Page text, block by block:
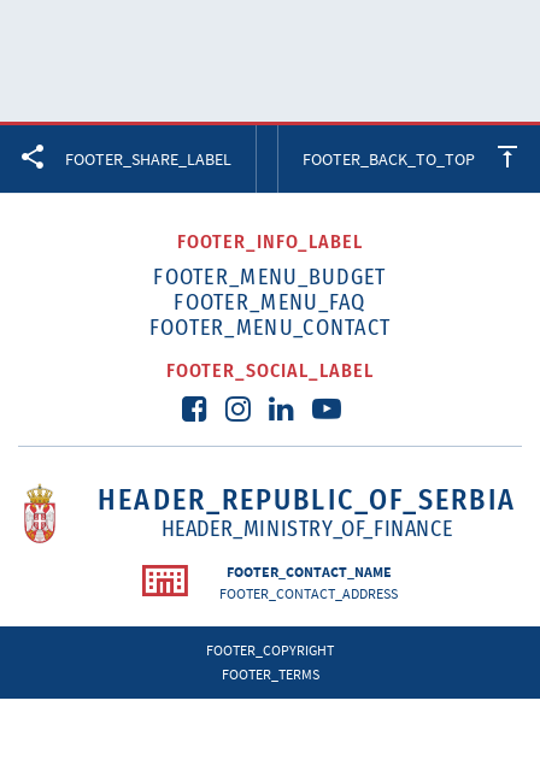
FOOTER_SHARE_LABEL FOOTER_BACK_TO_TOP
FOOTER_INFO_LABEL
FOOTER_MENU_BUDGET
FOOTER_MENU_FAQ
FOOTER_MENU_CONTACT
FOOTER_SOCIAL_LABEL
HEADER_REPUBLIC_OF_SERBIA
HEADER_MINISTRY_OF_FINANCE
FOOTER_CONTACT_NAME
FOOTER_CONTACT_ADDRESS
FOOTER_COPYRIGHT
FOOTER_TERMS